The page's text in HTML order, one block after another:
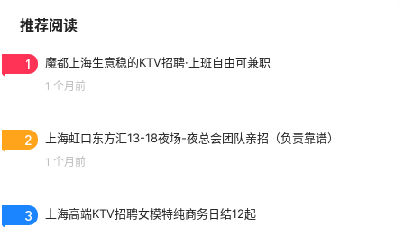
推荐阅读
1 魔都上海生意稳的KTV招聘·上班自由可兼职
1 个月前
2 上海虹口东方汇13-18夜场-夜总会团队亲招（负责靠谱）
1 个月前
3 上海高端KTV招聘女模特纯商务日结12起